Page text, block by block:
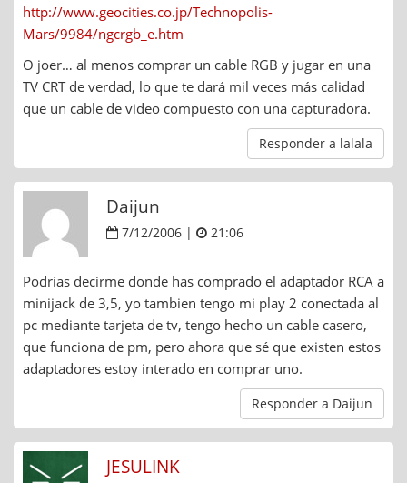
http://www.geocities.co.jp/Technopolis-
Mars/9984/ngcrgb_e.htm
O joer… al menos comprar un cable RGB y jugar en una
TV CRT de verdad, lo que te dará mil veces más calidad
que un cable de video compuesto con una capturadora.
Responder a lalala
Daijun
7/12/2006 | 21:06
Podrías decirme donde has comprado el adaptador RCA a
minijack de 3,5, yo tambien tengo mi play 2 conectada al
pc mediante tarjeta de tv, tengo hecho un cable casero,
que funciona de pm, pero ahora que sé que existen estos
adaptadores estoy interado en comprar uno.
Responder a Daijun
JESULINK